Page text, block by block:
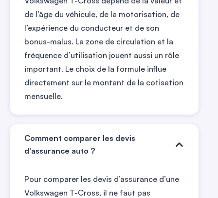
de l’âge du véhicule, de la motorisation, de
l’expérience du conducteur et de son
bonus-malus. La zone de circulation et la
fréquence d’utilisation jouent aussi un rôle
important. Le choix de la formule influe
directement sur le montant de la cotisation
mensuelle.
Comment comparer les devis
d'assurance auto ?
Pour comparer les devis d’assurance d’une
Volkswagen T-Cross, il ne faut pas